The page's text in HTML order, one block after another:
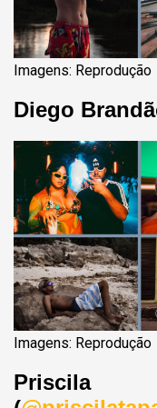
Imagens: Reprodução
Diego
Imagens: Reprodução